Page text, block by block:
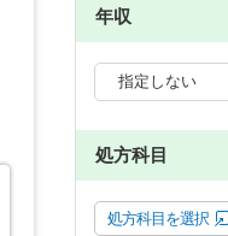
年収
処方科目
処方科目を選択